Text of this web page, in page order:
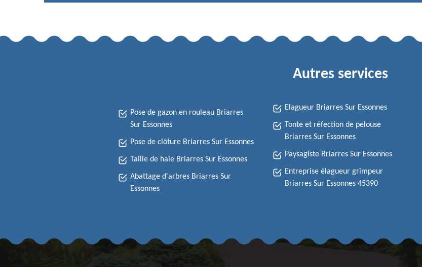
Autres services
Pose de gazon en rouleau Briarres
Sur Essonnes
Pose de clôture Briarres Sur Essonnes
Taille de haie Briarres Sur Essonnes
Abattage d'arbres Briarres Sur
Essonnes
Elagueur Briarres Sur Essonnes
Tonte et réfection de pelouse
Briarres Sur Essonnes
Paysagiste Briarres Sur Essonnes
Entreprise élagueur grimpeur
Briarres Sur Essonnes 45390